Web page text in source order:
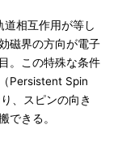
相互作用が等し
磁界の方向が電子
。この特殊な条件
Persistent Spin
、スピンの向き
できる。